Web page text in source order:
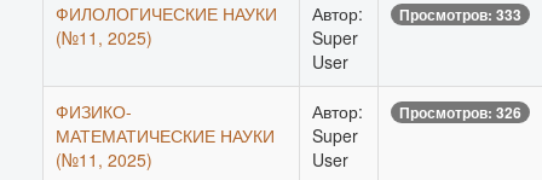
ФИЛОЛОГИЧЕСКИЕ НАУКИ
(№11, 2025)
Автор:
Super
User
Просмотров: 333
ФИЗИКО-
МАТЕМАТИЧЕСКИЕ НАУКИ
(№11, 2025)
Автор:
Super
User
Просмотров: 326